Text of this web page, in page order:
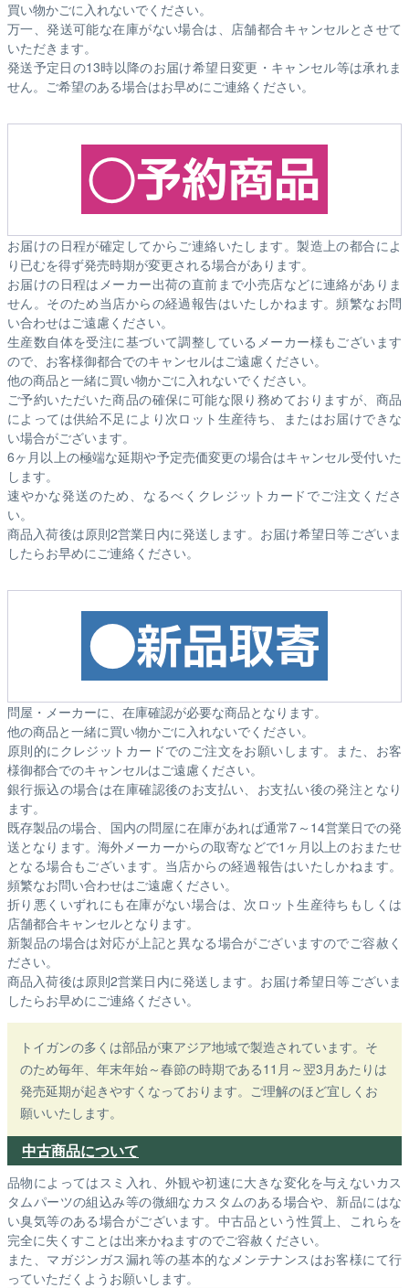
買い物かごに入れないでください。
万一、発送可能な在庫がない場合は、店舗都合キャンセルとさせて
いただきます。
発送予定日の13時以降のお届け希望日変更・キャンセル等は承れま
せん。ご希望のある場合はお早めにご連絡ください。
お届けの日程が確定してからご連絡いたします。製造上の都合によ
り已むを得ず発売時期が変更される場合があります。
お届けの日程はメーカー出荷の直前まで小売店などに連絡がありま
せん。そのため当店からの経過報告はいたしかねます。頻繁なお問
い合わせはご遠慮ください。
生産数自体を受注に基づいて調整しているメーカー様もございます
ので、お客様御都合でのキャンセルはご遠慮ください。
他の商品と一緒に買い物かごに入れないでください。
ご予約いただいた商品の確保に可能な限り務めておりますが、商品
によっては供給不足により次ロット生産待ち、またはお届けできな
い場合がございます。
6ヶ月以上の極端な延期や予定売価変更の場合はキャンセル受付いた
します。
速やかな発送のため、なるべくクレジットカードでご注文くださ
い。
商品入荷後は原則2営業日内に発送します。お届け希望日等ございま
したらお早めにご連絡ください。
問屋・メーカーに、在庫確認が必要な商品となります。
他の商品と一緒に買い物かごに入れないでください。
原則的にクレジットカードでのご注文をお願いします。また、お客
様御都合でのキャンセルはご遠慮ください。
銀行振込の場合は在庫確認後のお支払い、お支払い後の発注となり
ます。
既存製品の場合、国内の問屋に在庫があれば通常7～14営業日での発
送となります。海外メーカーからの取寄などで1ヶ月以上のおまたせ
となる場合もございます。 当店からの経過報告はいたしかねます。
頻繁なお問い合わせはご遠慮ください。
折り悪くいずれにも在庫がない場合は、次ロット生産待ちもしくは
店舗都合キャンセルとなります。
新製品の場合は対応が上記と異なる場合がございますのでご容赦く
ださい。
商品入荷後は原則2営業日内に発送します。お届け希望日等ございま
したらお早めにご連絡ください。
トイガンの多くは部品が東アジア地域で製造されています。そ
のため毎年、年末年始～春節の時期である11月～翌3月あたりは
発売延期が起きやすくなっております。ご理解のほど宜しくお
願いいたします。
中古商品について
品物によってはスミ入れ、外観や初速に大きな変化を与えないカス
タムパーツの組込み等の微細なカスタムのある場合や、新品にはな
い臭気等のある場合がございます。中古品という性質上、これらを
完全に失くすことは出来かねますのでご容赦ください。
また、マガジンガス漏れ等の基本的なメンテナンスはお客様にて行
っていただくようお願いします。